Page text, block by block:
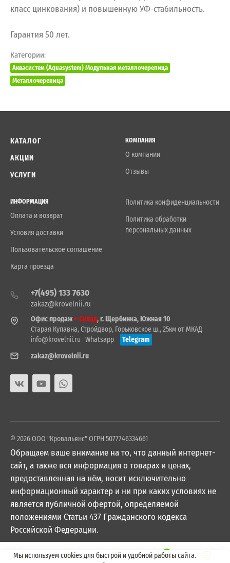
класс цинкования) и повышенную УФ-стабильность.
Гарантия 50 лет.
Категории:
Аквасистем (Aquasystem) Модульная металлочерепица
Металлочерепица
КАТАЛОГ
АКЦИИ
УСЛУГИ
КОМПАНИЯ
О компании
Отзывы
ИНФОРМАЦИЯ
Оплата и возврат
Условия доставки
Пользовательское соглашение
Карта проезда
Политика конфиденциальности
Политика обработки
персональных данных
+7(495) 133 7630
zakaz@krovelnii.ru
Офис продаж+ Склад, г. Щербинка, Южная 10
Старая Купавна, Стройдвор, Горьковское ш., 25км от МКАД
info@krovelnii.ru Whatsapp
Telegram
zakaz@krovelnii.ru
© 2026 ООО "Кровальянс" ОГРН 5077746334661
Обращаем ваше внимание на то, что данный интернет-
сайт, а также вся информация о товарах и ценах,
предоставленная на нём, носит исключительно
информационный характер и ни при каких условиях не
является публичной офертой, определяемой
положениями Статьи 437 Гражданского кодекса
Российской Федерации.
Мы используем cookies для быстрой и удобной работы сайта.
0